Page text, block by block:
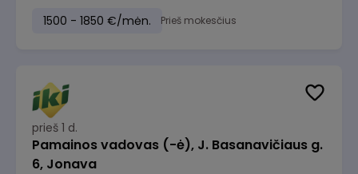
1500 - 1850 €/mėn. Prieš mokesčius
prieš 1 d.
Pamainos vadovas (-ė), J. Basanavičiaus g.
6, Jonava